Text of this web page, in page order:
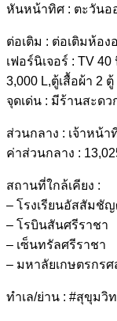
หันหน้าทิศ : ตะวันอ
ต่อเติม : ต่อเติมห้อง
เฟอร์นิเจอร์ : TV
3,000 L,ตู้เสื้อผ้า 2 ตู้
จุดเด่น : มีร้านสะด
ส่วนกลาง : เจ้าหน้
ค่าส่วนกลาง :
สถานที่ใกล้เคียง :
– โรงเรียนอัสสัมชั
– โรบินสันศรีราชา
– เซ็นทรัลศรีราชา
– มหาลัยเกษตรกร
ทำเล/ย่าน : #สุขุมวิ